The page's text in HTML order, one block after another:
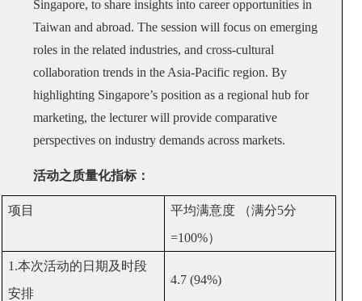
Singapore, to share insights into career opportunities in
Taiwan and abroad. The session will focus on emerging
roles in the related industries, and cross-cultural
collaboration trends in the Asia-Pacific region. By
highlighting Singapore’s position as a regional hub for
marketing, the lecturer will provide comparative
perspectives on industry demands across markets.
活动之质量化指标：
项目 平均满意度 （满分5分
=100%）
1.本次活动的日期及时段
安排
4.7 (94%)